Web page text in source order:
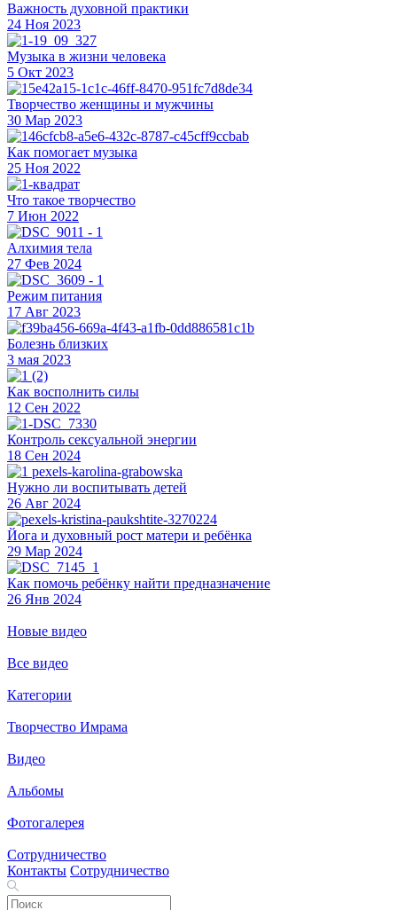
Важность духовной практики
24 Ноя 2023
Музыка в жизни человека
5 Окт 2023
Творчество женщины и мужчины
30 Мар 2023
Как помогает музыка
25 Ноя 2022
Что такое творчество
7 Июн 2022
Алхимия тела
27 Фев 2024
Режим питания
17 Авг 2023
Болезнь близких
3 мая 2023
Как восполнить силы
12 Сен 2022
Контроль сексуальной энергии
18 Сен 2024
Нужно ли воспитывать детей
26 Авг 2024
Йога и духовный рост матери и ребёнка
29 Мар 2024
Как помочь ребёнку найти предназначение
26 Янв 2024
Новые видео
Все видео
Категории
Творчество Имрама
Видео
Альбомы
Фотогалерея
Сотрудничество
Контакты Сотрудничество